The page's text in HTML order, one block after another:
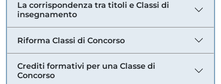
La corrispondenza tra titoli e Classi di
insegnamento
Riforma Classi di Concorso
Crediti formativi per una Classe di
Concorso